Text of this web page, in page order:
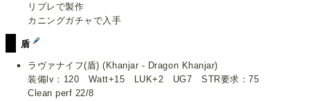
リプレで製作
カニングガチャで入手
盾
ラヴァナイフ(盾) (Khanjar - Dragon Khanjar)
装備lv：120 Watt+15 LUK+2 UG7 STR要求：75
Clean perf 22/8